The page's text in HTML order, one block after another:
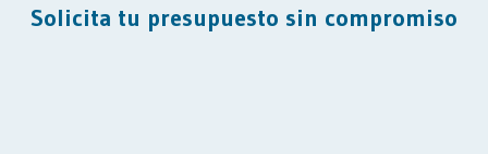
Solicita tu presupuesto sin compromiso